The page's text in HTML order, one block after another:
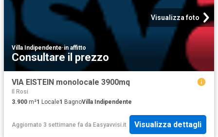
Visualizza foto
Villa Indipendente·in affitto
Consultare il prezzo
VIA EISTEIN monolocale 3900mq
Il Rosi
3.900 m²1 Locale1 BagnoVilla Indipendente
Aggiornato 3 settimane fa da Easyavvisi.it Visualizza dettagli